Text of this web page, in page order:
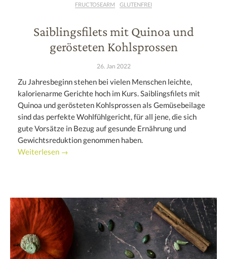
FRUCTOSEARM GLUTENFREI
Saiblingsfilets mit Quinoa und
gerösteten Kohlsprossen
26. Jan 2022
Zu Jahresbeginn stehen bei vielen Menschen leichte,
kalorienarme Gerichte hoch im Kurs. Saiblingsfilets mit
Quinoa und gerösteten Kohlsprossen als Gemüsebeilage
sind das perfekte Wohlfühlgericht, für all jene, die sich
gute Vorsätze in Bezug auf gesunde Ernährung und
Gewichtsreduktion genommen haben.
Weiterlesen →